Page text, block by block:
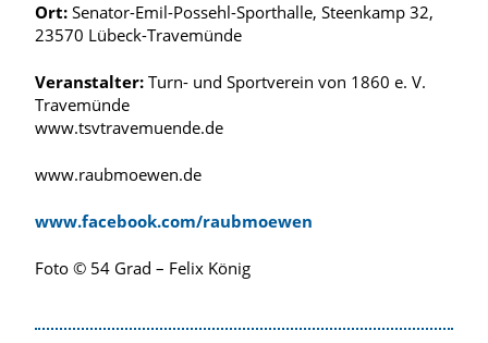
Ort: Senator-Emil-Possehl-Sporthalle, Steenkamp 32,
23570 Lübeck-Travemünde
Veranstalter: Turn- und Sportverein von 1860 e. V.
Travemünde
www.tsvtravemuende.de
www.raubmoewen.de
www.facebook.com/raubmoewen
Foto © 54 Grad – Felix König